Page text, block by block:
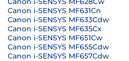
Canon i-SENSYS MF631Cn
Canon i-SENSYS MF633Cdw
Canon i-SENSYS MF635Cx
Canon i-SENSYS MF651Cw
Canon i-SENSYS MF655Cdw
Canon i-SENSYS MF657Cdw